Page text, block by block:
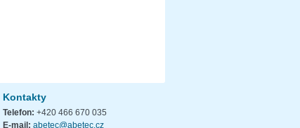
Kontakty
Telefon: +420 466 670 035
E-mail: abetec@abetec.cz